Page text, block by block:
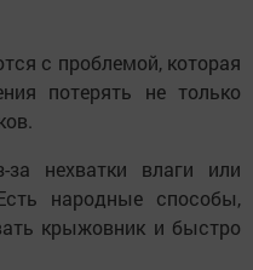
с проблемой, которая
потерять не только
нехватки влаги или
народные способы,
крыжовник и быстро